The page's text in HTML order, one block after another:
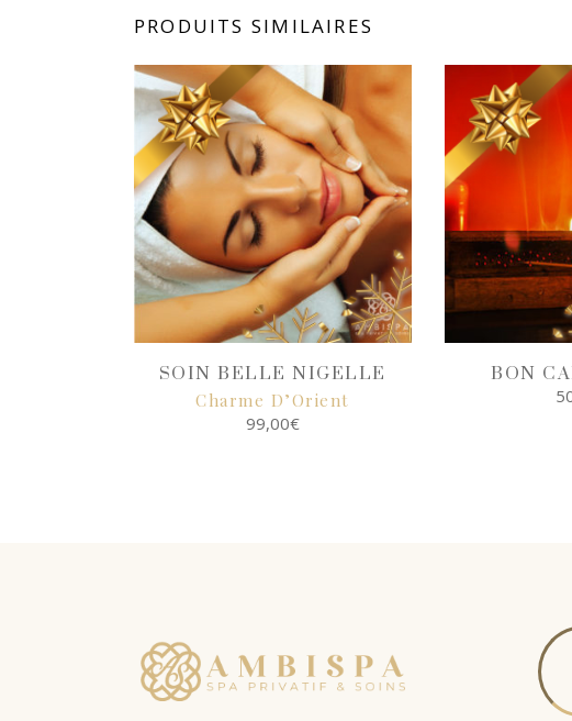
PRODUITS SIMILAIRES
SOIN BELLE NIGELLE
Charme D’Orient
99,00€
BON